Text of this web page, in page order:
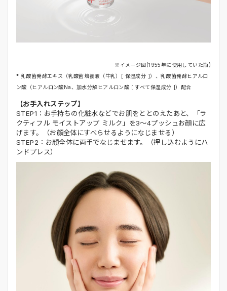
※イメージ図(1955年に使用していた瓶)
* 乳酸菌発酵エキス（乳酸菌培養液（牛乳）[ 保湿成分 ]）、乳酸菌発酵ヒアルロ
ン酸（ヒアルロン酸Na、加水分解ヒアルロン酸 [ すべて保湿成分 ]）配合
【お手入れステップ】
STEP1：お手持ちの化粧水などでお肌をととのえたあと、「ラ
クティフル モイストアップ ミルク」を3〜4プッシュお顔に広
げます。（お顔全体にすべらせるようになじませる）
STEP2：お顔全体に両手でなじませます。（押し込むようにハ
ンドプレス）